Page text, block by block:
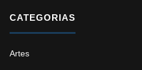
CATEGORIAS
Artes